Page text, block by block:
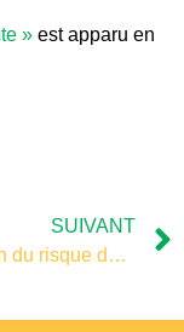
» est apparu en
SUIVANT
Prévention du risque de contamination de l’eau potable